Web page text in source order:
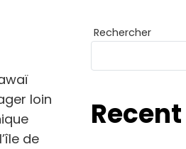
loin
de
Rechercher